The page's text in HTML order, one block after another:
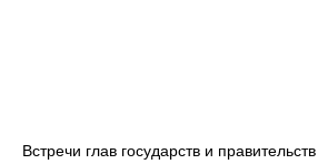
Встречи глав государств и